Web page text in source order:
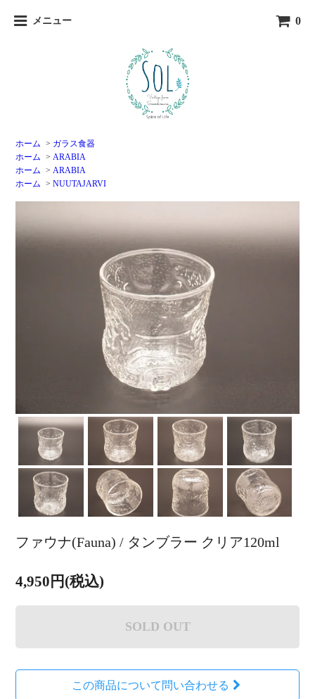
メニュー 0
ホーム > ガラス食器
ホーム > ARABIA
ホーム > ARABIA
ホーム >NUUTAJARVI
ファウナ(Fauna) / タンブラー クリア120ml
4,950円(税込)
SOLD OUT
この商品について問い合わせる